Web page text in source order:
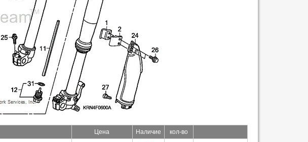
Цена Наличие кол-во